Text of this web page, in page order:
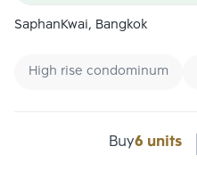
SaphanKwai, Bangkok
High rise condominum
Buy6 units